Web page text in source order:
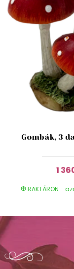
Gombák, 3
1
RAKTÁRON -